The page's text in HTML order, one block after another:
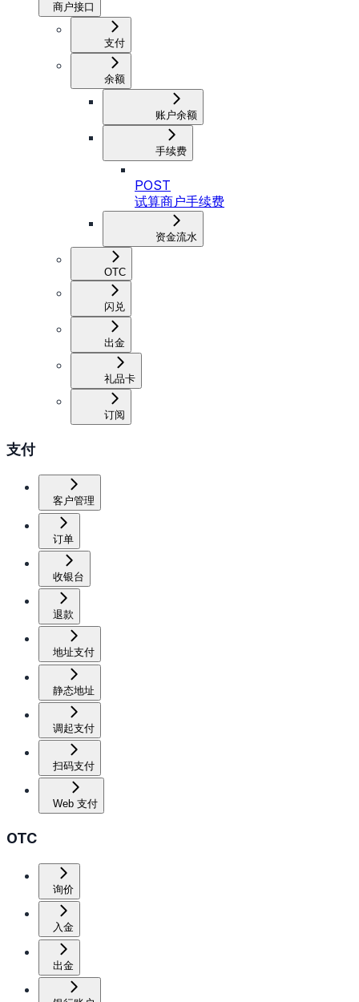
商户接口
支付
余额
账户余额
手续费
POST
试算商户手续费
资金流水
OTC
闪兑
出金
礼品卡
订阅
支付
客户管理
订单
收银台
退款
地址支付
静态地址
调起支付
扫码支付
Web 支付
OTC
询价
入金
出金